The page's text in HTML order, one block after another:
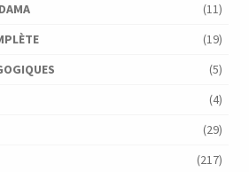
(11)
(19)
(5)
(4)
(29)
(217)